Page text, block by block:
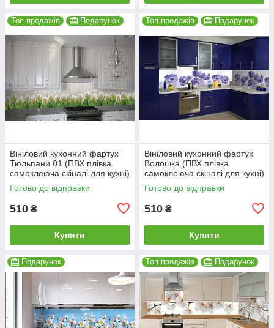
Топ продажів Подарунок
Вініловий кухонний фартух
Тюльпани 01 (ПВХ плівка
самоклеюча скіналі для кухні)
600*2000 мм
Готово до відправки
510 ₴
Купити
Топ продажів Подарунок
Вініловий кухонний фартух
Волошка (ПВХ плівка
самоклеюча скіналі для кухні)
600*2000 мм
Готово до відправки
510 ₴
Купити
Подарунок Топ продажів Подарунок